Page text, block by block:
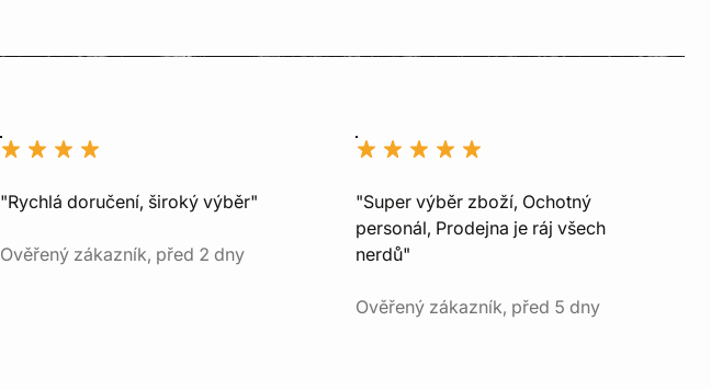
"Rychlá doručení, široký výběr"
Ověřený zákazník, před 2 dny
"Super výběr zboží, Ochotný
personál, Prodejna je ráj všech
nerdů"
Ověřený zákazník, před 5 dny